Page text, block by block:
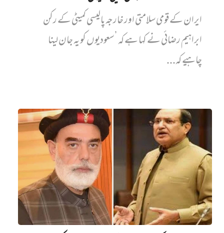
ایران کے قومی سلامتی اور خارجہ پالیسی کمیٹی کے رکن
ابراہیم رضائی نے کہا ہے کہ ’سعودیوں کو یہ جان لینا
چاہیے کہ...